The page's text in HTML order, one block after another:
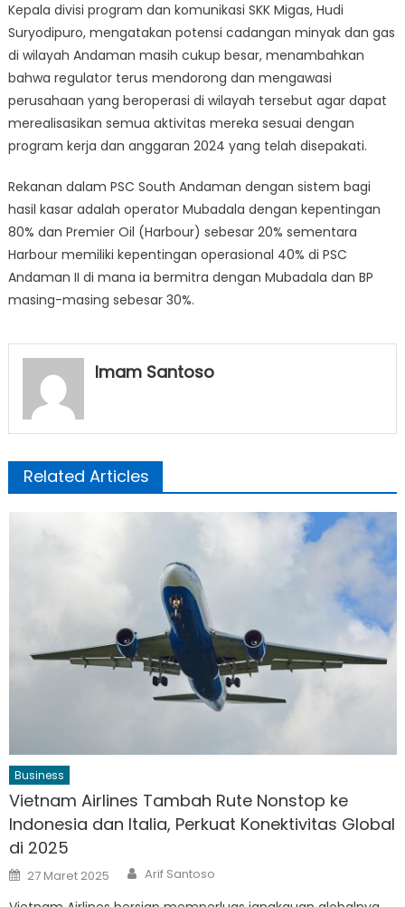
Kepala divisi program dan komunikasi SKK Migas, Hudi
Suryodipuro, mengatakan potensi cadangan minyak dan gas
di wilayah Andaman masih cukup besar, menambahkan
bahwa regulator terus mendorong dan mengawasi
perusahaan yang beroperasi di wilayah tersebut agar dapat
merealisasikan semua aktivitas mereka sesuai dengan
program kerja dan anggaran 2024 yang telah disepakati.
Rekanan dalam PSC South Andaman dengan sistem bagi
hasil kasar adalah operator Mubadala dengan kepentingan
80% dan Premier Oil (Harbour) sebesar 20% sementara
Harbour memiliki kepentingan operasional 40% di PSC
Andaman II di mana ia bermitra dengan Mubadala dan BP
masing-masing sebesar 30%.
Imam Santoso
Related Articles
Business
Vietnam Airlines Tambah Rute Nonstop ke
Indonesia dan Italia, Perkuat Konektivitas Global
di 2025
Posted
on
27 Maret 2025 Author
Arif Santoso